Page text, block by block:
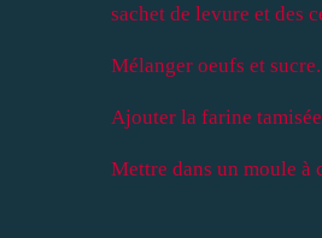
sachet de levure et des
Mélanger oeufs et
Ajouter la farine
Mettre dans un moule à